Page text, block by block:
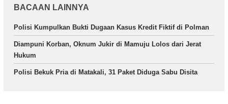
BACAAN LAINNYA
Polisi Kumpulkan Bukti Dugaan Kasus Kredit Fiktif di Polman
Diampuni Korban, Oknum Jukir di Mamuju Lolos dari Jerat
Hukum
Polisi Bekuk Pria di Matakali, 31 Paket Diduga Sabu Disita